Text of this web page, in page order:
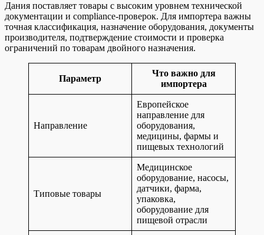
Дания поставляет товары с высоким уровнем технической
документации и compliance-проверок. Для импортера важны
точная классификация, назначение оборудования, документы
производителя, подтверждение стоимости и проверка
ограничений по товарам двойного назначения.
Параметр
Что важно для
импортера
Направление
Европейское
направление для
оборудования,
медицины, фармы и
пищевых технологий
Типовые товары
Медицинское
оборудование, насосы,
датчики, фарма,
упаковка,
оборудование для
пищевой отрасли